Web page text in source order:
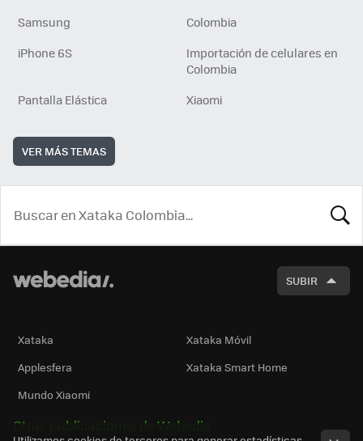
Samsung
Colombia
iPhone 6S
Importación de celulares en
Colombia
Pantalla Elástica
Xiaomi
VER MÁS TEMAS
SUBIR
Xataka
Xataka Móvil
Applesfera
Xataka Smart Home
Mundo Xiaomi
Otras publicaciones de Webedia